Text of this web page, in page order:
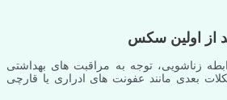
از اولین سکس
زناشویی، توجه به مراقبت های بهداشتی
بعدی مانند عفونت های ادراری یا قارچی